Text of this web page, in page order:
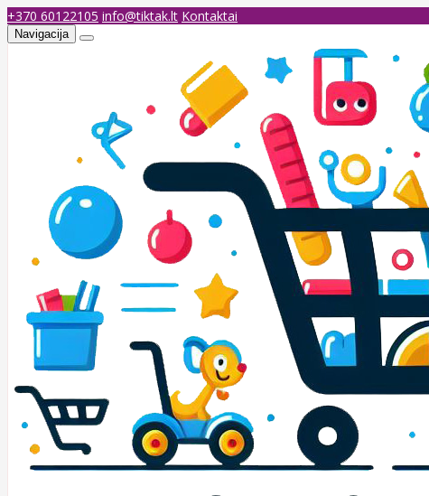
+370 60122105 info@tiktak.lt Kontaktai
Navigacija